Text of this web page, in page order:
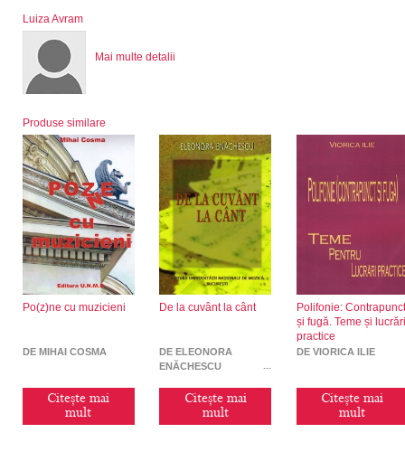
Luiza Avram
Mai multe detalii
Produse similare
Po(z)ne cu muzicieni
DE MIHAI COSMA
Citește mai
mult
De la cuvânt la cânt
DE ELEONORA
ENĂCHESCU
Citește mai
mult
Polifonie: Contrapunct
și fugă. Teme și lucrări
practice
DE VIORICA ILIE
Citește mai
mult